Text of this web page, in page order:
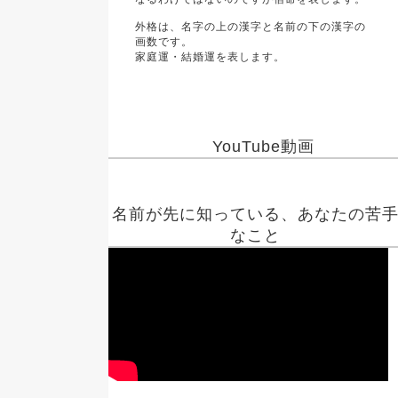
外格は、名字の上の漢字と名前の下の漢字の
画数です。
家庭運・結婚運を表します。
YouTube動画
名前が先に知っている、あなたの苦手
なこと